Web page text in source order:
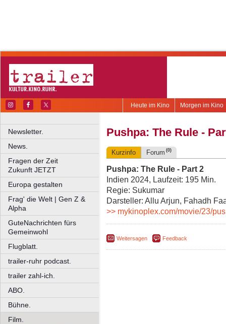
Morgen im Kino
Heute im Kino
Newsletter.
News.
Fragen der Zeit
Zukunft JETZT
Europa gestalten
Frag' die Welt | Gen Z &
Alpha
GuteNachrichten fürs
Gemeinwohl
Flugblatt.
trailer-ruhr podcast.
trailer zahl-ich.
ABO.
Bühne.
Film.
Pushpa: The Rule -
Kurzinfo Forum (0)
Pushpa: The Rule - Part 2
Indien 2024, Laufzeit: 195 Min.
Regie: Sukumar
Darsteller: Allu Arjun, Fahadh
>> mykinoplex.com/movie/23/
Weitersagen Feedback